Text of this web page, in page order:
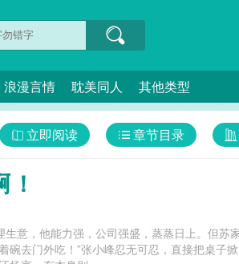
浪漫言情 耽美同人 其他类型
章节目录
立即阅读
意，他能力强，公司强盛，蒸蒸日上。但苏
去门外吃！”张小峰忍无可忍，直接把桌子